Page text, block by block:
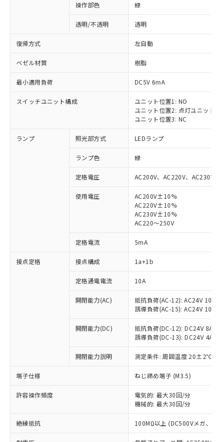
操作部色 緑
透明/不透明 透明
復帰方式 左自動
ベゼル材質 樹脂
最小適用負荷 DC5V 6mA
スイッチユニット構成
ユニット位置1: NO
ユニット位置2: 点灯ユニット
ユニット位置3: NC
ランプ 照光部方式 LEDランプ
ランプ色 緑
定格電圧 AC200V、AC220V、AC230V
使用電圧
AC200V±10%
AC220V±10%
AC230V±10%
AC220～250V
定格電流 5mA
接点定格 接点構成 1a+1b
定格通電電流 10A
開閉能力(AC)
抵抗負荷(AC-12): AC24V 10A/
誘導負荷(AC-15): AC24V
開閉能力(DC)
抵抗負荷(DC-12): DC24V 8A/
誘導負荷(DC-13): DC24V 4A/
開閉能力説明 測定条件: 周囲温度 20±2℃、
端子仕様 ねじ締め端子 (M3.5)
許容操作頻度
電気的: 最大30回/分
機械的: 最大30回/分
絶縁抵抗 100MΩ以上 (DC500Vメガ、点
ご利用条件
以下の条件をお読みいただき、同意のうえ
ご利用ください。
本サービスは、当社制御機器事業取扱
商品の当社在庫状況および標準価格
(税抜)を提供させていただくもので
当社制御機器事業取扱商品の中には、
本サービスの対象外となる商品もある
※1 対応状況
対応済み：EU RoHS指令（10物質）の
非含有に対応した製品が提供可能な商品で
対応予定：EU RoHS指令（10物質）の非含
有に対応した製品に切り替える予定のある
対応予定なし：EU RoHS指令（10物質）の
非含有に非対応の商品で、対応品を出す予
調査・確認中：EU RoHS指令（10物質）の
非含有の対応状況を調査中または確認中の
商品です。
非該当品：ライセンス料など無形物で、有
害物質有無と関係のない商品です。
仕入先様の事情により、非含有部品として
いたものが、含有品と判明した場合などや
「○」：最大均質材料含有率が中国RoHSの
基準値以下であることを示します。
「×」：最大均質材料含有率が中国RoHSの
基準値を超えていることを示します。
当社は、これら貴社製品のうち、外国